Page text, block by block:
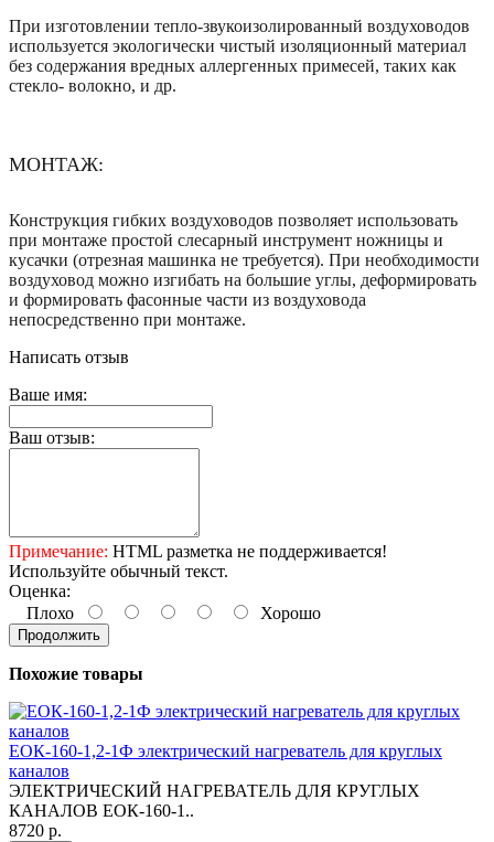
При изготовлении тепло-звукоизолированный воздуховодов
используется экологически чистый изоляционный материал
без содержания вредных аллергенных примесей, таких как
стекло- волокно, и др.
МОНТАЖ:
Конструкция гибких воздуховодов позволяет использовать
при монтаже простой слесарный инструмент ножницы и
кусачки (отрезная машинка не требуется). При необходимости
воздуховод можно изгибать на большие углы, деформировать
и формировать фасонные части из воздуховода
непосредственно при монтаже.
Написать отзыв
Ваше имя:
Ваш отзыв:
Примечание: HTML разметка не поддерживается!
Используйте обычный текст.
Оценка:
Плохо
Хорошо
Продолжить
Похожие товары
ЕОК-160-1,2-1Ф электрический нагреватель для круглых
каналов
ЭЛЕКТРИЧЕСКИЙ НАГРЕВАТЕЛЬ ДЛЯ КРУГЛЫХ
КАНАЛОВ ЕОК-160-1..
8720 р.